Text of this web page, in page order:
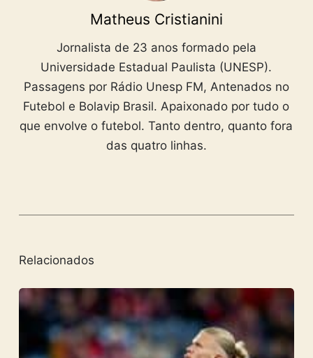
Matheus Cristianini
Jornalista de 23 anos formado pela
Universidade Estadual Paulista (UNESP).
Passagens por Rádio Unesp FM, Antenados no
Futebol e Bolavip Brasil. Apaixonado por tudo o
que envolve o futebol. Tanto dentro, quanto fora
das quatro linhas.
Relacionados